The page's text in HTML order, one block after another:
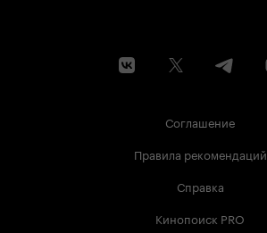
Соглашение
Правила рекомендаций
Справка
Кинопоиск PRO